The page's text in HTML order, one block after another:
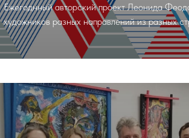
Ежегоднный авторский проект Леонида
художников разных направлений из разных
Подробнее